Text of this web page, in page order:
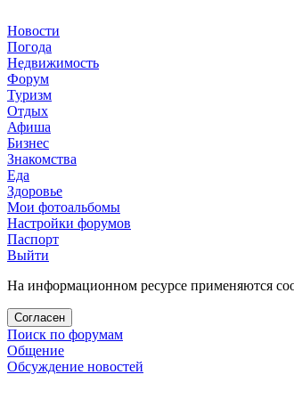
Новости
Погода
Недвижимость
Форум
Туризм
Отдых
Афиша
Бизнес
Знакомства
Еда
Здоровье
Мои фотоальбомы
Настройки форумов
Паспорт
Выйти
На информационном ресурсе применяются
Согласен
Поиск по форумам
Общение
Обсуждение новостей